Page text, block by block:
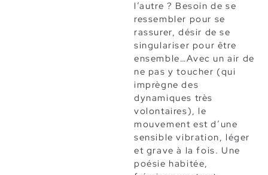
l’autre ? Besoin de se
ressembler pour se
rassurer, désir de se
singulariser pour être
ensemble…Avec un air de
ne pas y toucher (qui
imprègne des
dynamiques très
volontaires), le
mouvement est d’une
sensible vibration, léger
et grave à la fois. Une
poésie habitée,